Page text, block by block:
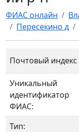
ФИАС онлайн
Пересекино д
Почтовый индекс
Уникальный
идентификатор
ФИАС:
Тип: